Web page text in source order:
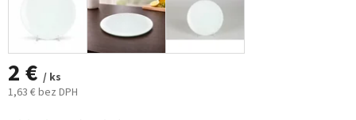
2 € / ks
1,63 € bez DPH